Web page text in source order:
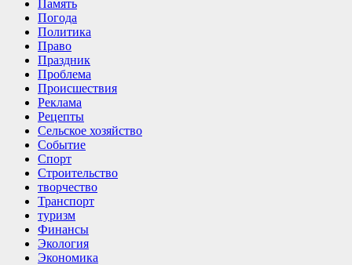
Память
Погода
Политика
Право
Праздник
Проблема
Происшествия
Реклама
Рецепты
Сельское хозяйство
Событие
Спорт
Строительство
творчество
Транспорт
туризм
Финансы
Экология
Экономика